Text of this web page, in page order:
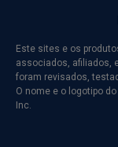
Este sites e os
associados, afiliados,
foram revisados,
O nome e o logotipo
Inc.